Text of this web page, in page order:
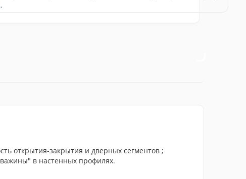
открытия-закрытия и дверных сегментов ;
в настенных профилях.